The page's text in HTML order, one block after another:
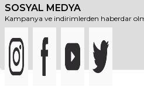
SOSYAL MEDYA
Kampanya ve indirimlerden haberdar